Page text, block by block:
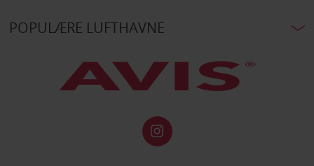
POPULÆRE LUFTHAVNE